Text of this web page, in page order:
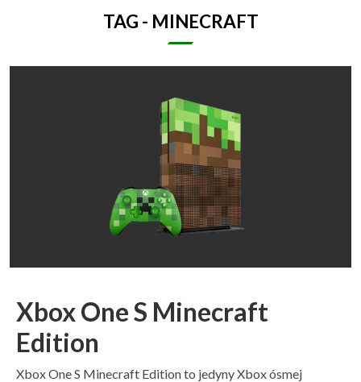
TAG - MINECRAFT
Xbox One S Minecraft
Edition
Xbox One S Minecraft Edition to jedyny Xbox ósmej